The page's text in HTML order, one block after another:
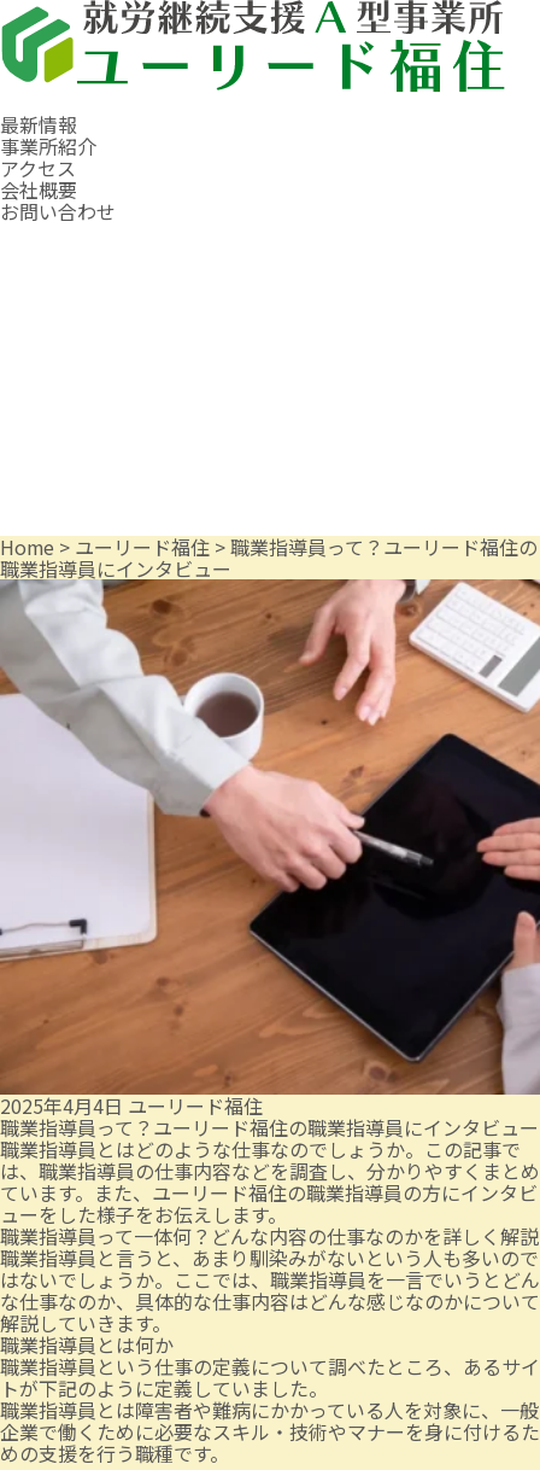
最新情報
事業所紹介
アクセス
会社概要
お問い合わせ
Home > ユーリード福住 >職業指導員って？ユーリード福住の
職業指導員にインタビュー
2025年4月4日 ユーリード福住
職業指導員って？ユーリード福住の職業指導員にインタビュー
職業指導員とはどのような仕事なのでしょうか。この記事で
は、職業指導員の仕事内容などを調査し、分かりやすくまとめ
ています。また、ユーリード福住の職業指導員の方にインタビ
ューをした様子をお伝えします。
職業指導員って一体何？どんな内容の仕事なのかを詳しく解説
職業指導員と言うと、あまり馴染みがないという人も多いので
はないでしょうか。ここでは、職業指導員を一言でいうとどん
な仕事なのか、具体的な仕事内容はどんな感じなのかについて
解説していきます。
職業指導員とは何か
職業指導員という仕事の定義について調べたところ、あるサイ
トが下記のように定義していました。
職業指導員とは障害者や難病にかかっている人を対象に、一般
企業で働くために必要なスキル・技術やマナーを身に付けるた
めの支援を行う職種です。